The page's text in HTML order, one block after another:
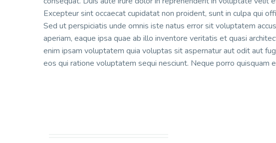
Excepteur sint occaecat cupidatat non proident, sunt in culpa qui
Sed ut perspiciatis unde omnis iste natus error sit voluptatem
aperiam, eaque ipsa quae ab illo inventore veritatis et quasi
enim ipsam voluptatem quia voluptas sit aspernatur aut odit aut
eos qui ratione voluptatem sequi nesciunt. Neque porro quisquam